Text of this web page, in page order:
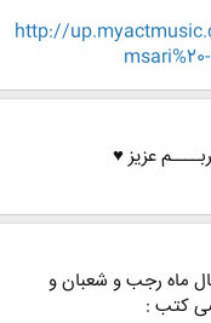
http://
عزیز ♥
ماه رجب و شعبان و
کتب :